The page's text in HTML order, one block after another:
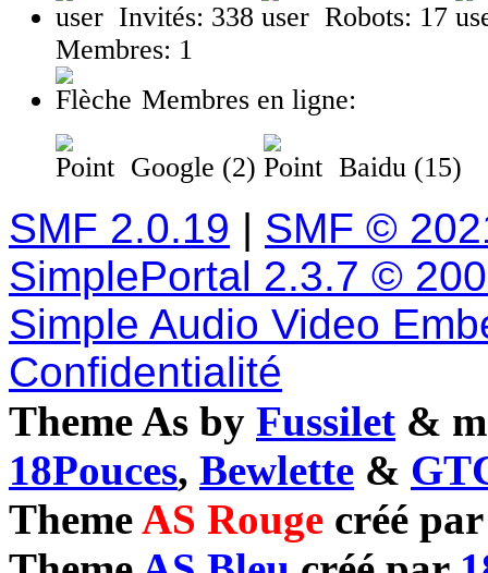
Invités: 338
Robots: 17
Membres: 1
Membres en ligne:
Google (2) Baidu (15)
SMF 2.0.19 | SMF ©
SimplePortal 2.3.7 ©
Simple Audio Video
Confidentialité
Theme As by Fussilet &
18Pouces, Bewlette &
ThemeAS Rouge créé